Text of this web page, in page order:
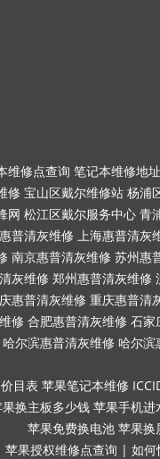
维修点查询 笔记本维修地
修 宝山区戴尔维修站 杨浦
网 松江区戴尔服务中心 青
普清灰维修 上海惠普清灰
南京惠普清灰维修 苏州惠
灰维修 郑州惠普清灰维修
惠普清灰维修 重庆惠普清
修 合肥惠普清灰维修 石家
哈尔滨惠普清灰维修 哈尔滨
目表 苹果笔记本维修
换主板多少钱 苹果手机进
苹果免费换电池 苹果换
苹果授权维修点查询 | 如何